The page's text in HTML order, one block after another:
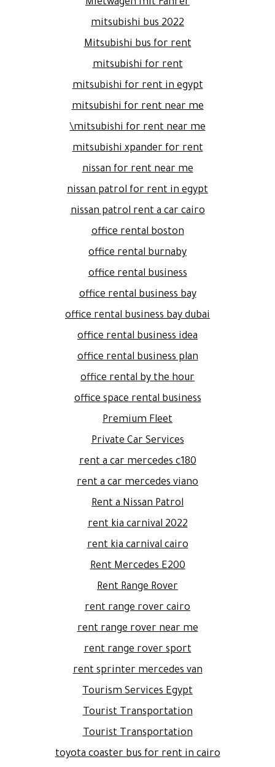
Mietwagen mit Fahrer
mitsubishi bus 2022
Mitsubishi bus for rent
mitsubishi for rent
mitsubishi for rent in egypt
mitsubishi for rent near me
mitsubishi for rent near me\
mitsubishi xpander for rent
nissan for rent near me
nissan patrol for rent in egypt
nissan patrol rent a car cairo
office rental boston
office rental burnaby
office rental business
office rental business bay
office rental business bay dubai
office rental business idea
office rental business plan
office rental by the hour
office space rental business
Premium Fleet
Private Car Services
rent a car mercedes c180
rent a car mercedes viano
Rent a Nissan Patrol
rent kia carnival 2022
rent kia carnival cairo
Rent Mercedes E200
Rent Range Rover
rent range rover cairo
rent range rover near me
rent range rover sport
rent sprinter mercedes van
Tourism Services Egypt
Tourist Transportation
Tourist Transportation
toyota coaster bus for rent in cairo